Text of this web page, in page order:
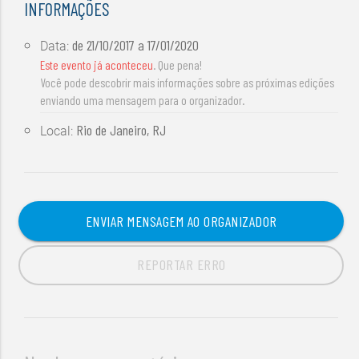
INFORMAÇÕES
Data:de 21/10/2017 a17/01/2020
Este evento já aconteceu. Que pena!
Você pode descobrir mais informações sobre as próximas edições
enviando uma mensagem para o organizador.
Local: Rio de Janeiro, RJ
ENVIAR MENSAGEM AO ORGANIZADOR
REPORTAR ERRO